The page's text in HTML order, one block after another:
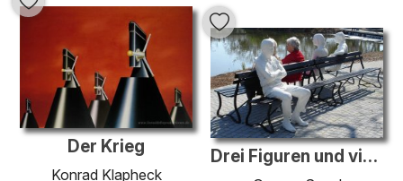
Der Krieg
Konrad Klapheck
Drei Figuren und vier Bänke